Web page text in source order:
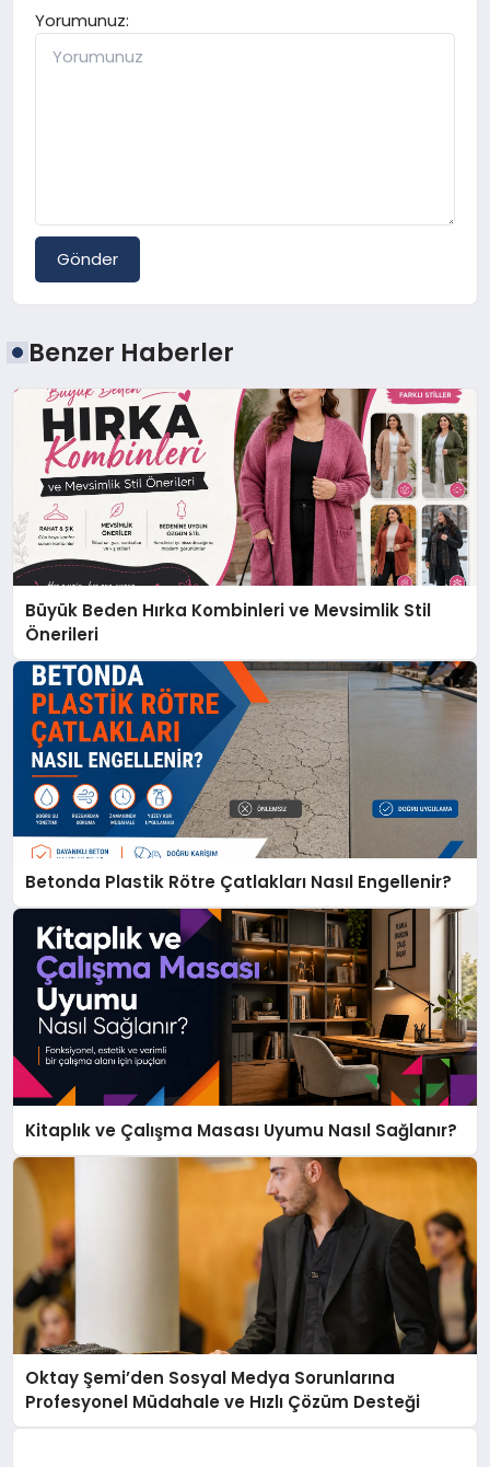
Yorumunuz:
Gönder
Benzer Haberler
Büyük Beden Hırka Kombinleri ve Mevsimlik Stil
Önerileri
Betonda Plastik Rötre Çatlakları Nasıl Engellenir?
Kitaplık ve Çalışma Masası Uyumu Nasıl Sağlanır?
Oktay Şemi’den Sosyal Medya Sorunlarına
Profesyonel Müdahale ve Hızlı Çözüm Desteği